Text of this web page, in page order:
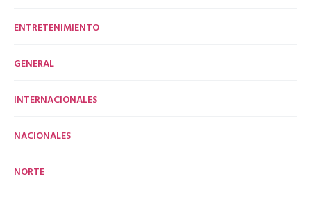
ENTRETENIMIENTO
GENERAL
INTERNACIONALES
NACIONALES
NORTE